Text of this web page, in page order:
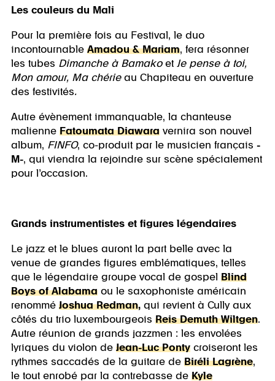
Les couleurs du Mali
Pour la première fois au Festival, le duo
incontournable Amadou & Mariam, fera résonner
les tubes Dimanche à Bamakoet Je pense à toi,
Mon amour, Ma chérieau Chapiteau en ouverture
des festivités.
Autre évènement immanquable, la chanteuse
malienne Fatoumata Diawara vernira son nouvel
album, FINFO, co-produit par le musicien français -
M-, qui viendra la rejoindre sur scène spécialement
pour l’occasion.
Grands instrumentistes et figures légendaires
Le jazz et le blues auront la part belle avec la
venue de grandes figures emblématiques, telles
que le légendaire groupe vocal de gospel Blind
Boys of Alabama ou le saxophoniste américain
renommé Joshua Redman, qui revient à Cully aux
côtés du trio luxembourgeois Reis Demuth Wiltgen.
Autre réunion de grands jazzmen : les envolées
lyriques du violon de Jean-Luc Ponty croiseront les
rythmes saccadés de la guitare de Biréli Lagrène,
le tout enrobé par la contrebasse de Kyle